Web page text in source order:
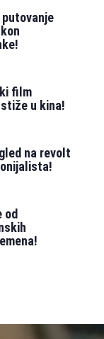
film
u kina!
na revolt